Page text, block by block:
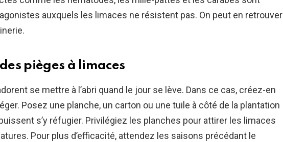
auxquels les limaces ne résistent pas. On peut en retrouver
pièges à limaces
se mettre à l’abri quand le jour se lève. Dans ce cas, créez-en
Posez une planche, un carton ou une tuile à côté de la plantation
s’y réfugier. Privilégiez les planches pour attirer les limaces
Pour plus d’efficacité, attendez les saisons précédant le